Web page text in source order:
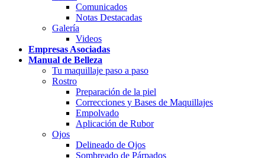
Comunicados
Notas Destacadas
Galería
Videos
Empresas Asociadas
Manual de Belleza
Tu maquillaje paso a paso
Rostro
Preparación de la piel
Correcciones y Bases de Maquillajes
Empolvado
Aplicación de Rubor
Ojos
Delineado de Ojos
Sombreado de Párpados